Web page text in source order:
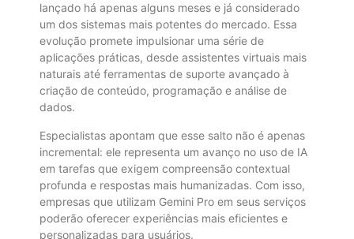
lançado há apenas alguns meses e já considerado
um dos sistemas mais potentes do mercado. Essa
evolução promete impulsionar uma série de
aplicações práticas, desde assistentes virtuais mais
naturais até ferramentas de suporte avançado à
criação de conteúdo, programação e análise de
dados.
Especialistas apontam que esse salto não é apenas
incremental: ele representa um avanço no uso de IA
em tarefas que exigem compreensão contextual
profunda e respostas mais humanizadas. Com isso,
empresas que utilizam Gemini Pro em seus serviços
poderão oferecer experiências mais eficientes e
personalizadas para usuários.